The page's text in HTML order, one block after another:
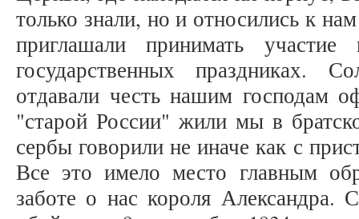
только знали, но и относились к
приглашали принимать
государственных праздниках.
отдавали честь нашим господам
"старой России" жили мы в
сербы говорили не иначе как с
Все это имело место главным
заботе о нас короля Александра.